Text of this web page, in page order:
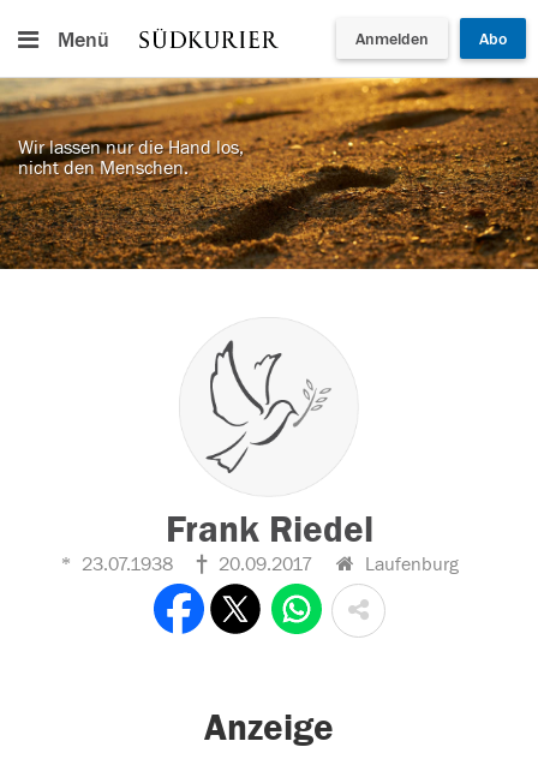
Menü Anmelden Abo
Wir lassen nur die Hand los,
nicht den Menschen.
Frank Riedel
23.07.1938 20.09.2017 Laufenburg
Anzeige